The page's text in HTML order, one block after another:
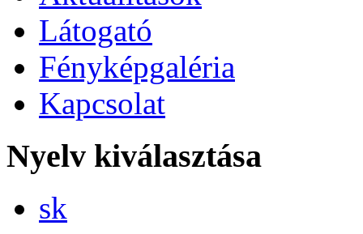
Látogató
Fényképgaléria
Kapcsolat
Nyelv kiválasztása
sk